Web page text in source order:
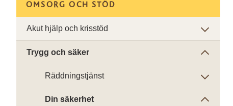
OMSORG OCH STÖD
Akut hjälp och krisstöd
Trygg och säker
Räddningstjänst
Din säkerhet